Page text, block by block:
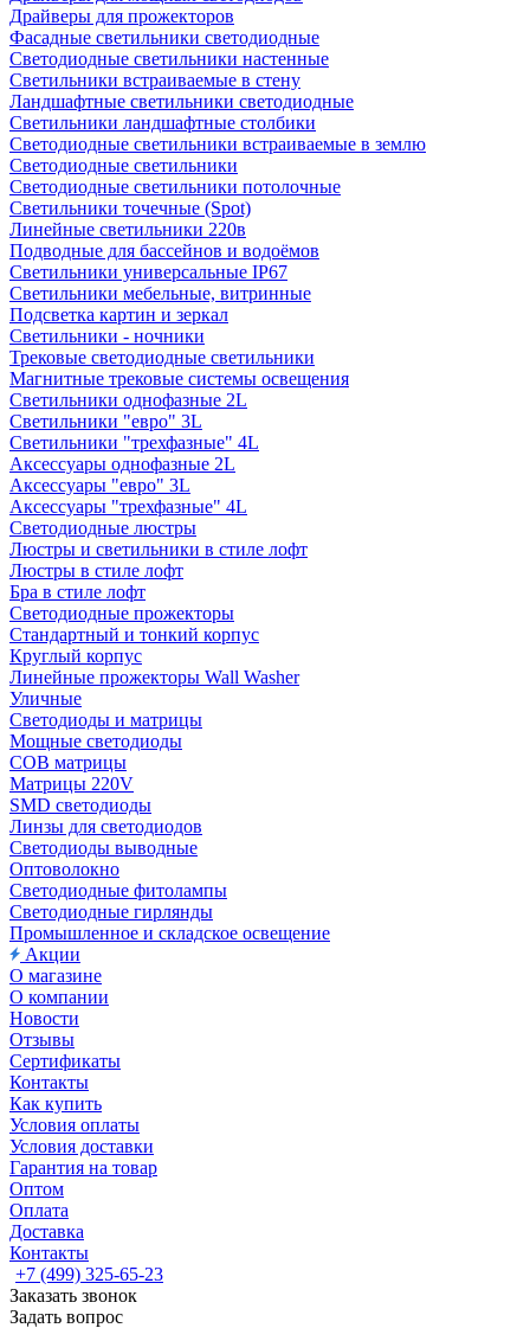
Драйверы для прожекторов
Фасадные светильники светодиодные
Светодиодные светильники настенные
Светильники встраиваемые в стену
Ландшафтные светильники светодиодные
Светильники ландшафтные столбики
Светодиодные светильники встраиваемые в землю
Светодиодные светильники
Светодиодные светильники потолочные
Светильники точечные (Spot)
Линейные светильники 220в
Подводные для бассейнов и водоёмов
Светильники универсальные IP67
Светильники мебельные, витринные
Подсветка картин и зеркал
Светильники - ночники
Трековые светодиодные светильники
Магнитные трековые системы освещения
Светильники однофазные 2L
Светильники "евро" 3L
Светильники "трехфазные" 4L
Аксессуары однофазные 2L
Аксессуары "евро" 3L
Аксессуары "трехфазные" 4L
Светодиодные люстры
Люстры и светильники в стиле лофт
Люстры в стиле лофт
Бра в стиле лофт
Светодиодные прожекторы
Стандартный и тонкий корпус
Круглый корпус
Линейные прожекторы Wall Washer
Уличные
Светодиоды и матрицы
Мощные светодиоды
COB матрицы
Матрицы 220V
SMD светодиоды
Линзы для светодиодов
Светодиоды выводные
Оптоволокно
Светодиодные фитолампы
Светодиодные гирлянды
Промышленное и складское освещение
Акции
О магазине
О компании
Новости
Отзывы
Сертификаты
Контакты
Как купить
Условия оплаты
Условия доставки
Гарантия на товар
Оптом
Оплата
Доставка
Контакты
+7 (499) 325-65-23
Заказать звонок
Задать вопрос